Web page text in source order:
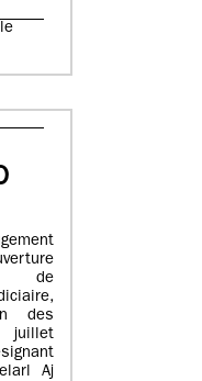
de
des
juillet
Aj